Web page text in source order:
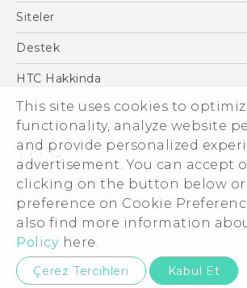
This site uses cookies to
functionality, analyze website
and provide personalized
advertisement. You can accept
clicking on the button below or
preference on Cookie
also find more information
Policy here.
Çerez Tercihleri Kabul Et
Akıllı Telefonlar
VIVE
Siteler
HTC Dev
Destek
Destek Merkezi
HTC Hakkinda
ESG
Yatırımcı (İNGİLİZCE)
Gizlilik Politikası
Ürün Güvenliği
Cookie Preferences
İnsan kaynakları
Security and Privacy Whitepaper
© 2011-2026 HTC Corporation
Hukuk Terimleri
Privacy Contact: Global-